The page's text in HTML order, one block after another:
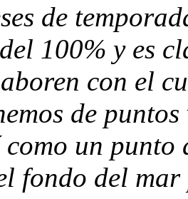
de
100% y es
con el
de
un punto
fondo del